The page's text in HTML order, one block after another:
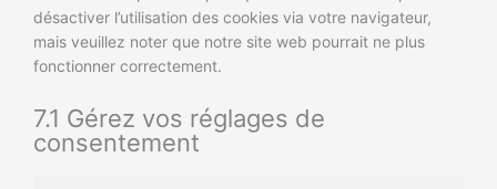
désactiver l’utilisation des cookies via votre navigateur,
mais veuillez noter que notre site web pourrait ne plus
fonctionner correctement.
7.1 Gérez vos réglages de
consentement